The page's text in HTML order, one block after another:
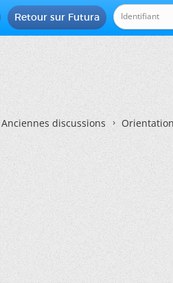
Retour sur Futura
Anciennes discussions